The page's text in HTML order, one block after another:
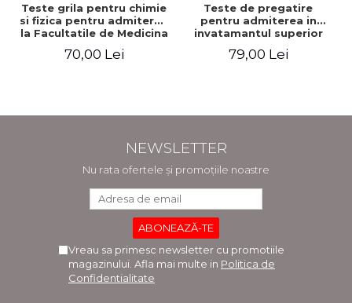
Teste grila pentru chimie
si fizica pentru admiterea
la Facultatile de Medicina
Editia a II-a - Raluca
70,00 Lei
Teste de pregatire
pentru admiterea in
invatamantul superior
Daniel Cochior, Minerva
79,00 Lei
NEWSLETTER
Nu rata ofertele și promoțiile noastre
Vreau sa primesc newsletter cu promotiile
magazinului. Afla mai multe in Politica de
Confidentialitate